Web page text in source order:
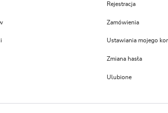
Rejestracja
Zamówienia
Ustawiania mojego
Zmiana hasła
Ulubione